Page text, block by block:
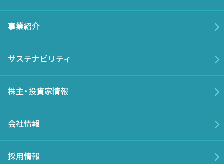
事業紹介
サステナビリティ
株主・投資家情報
会社情報
採用情報